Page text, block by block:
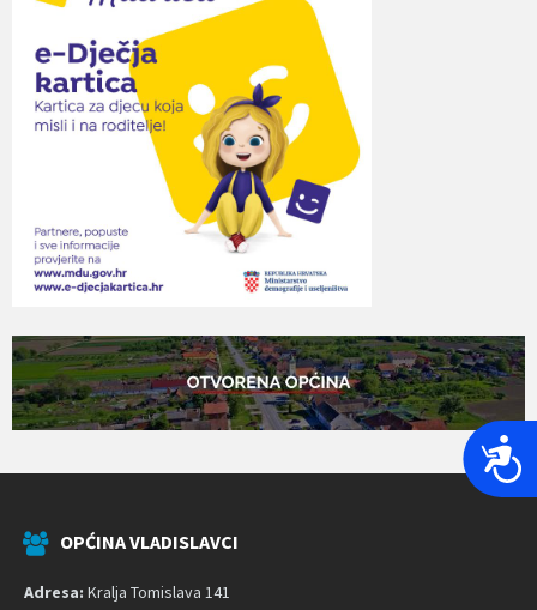
P
r
OPĆINA VLADISLAVCI
Adresa: Kralja Tomislava 141